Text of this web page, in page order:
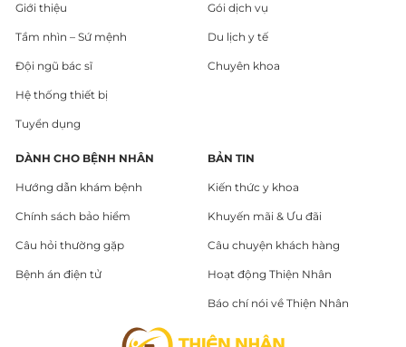
Giới thiệu
Tầm nhìn – Sứ mệnh
Đội ngũ bác sĩ
Hệ thống thiết bị
Tuyển dụng
Gói dịch vụ
Du lịch y tế
Chuyên khoa
DÀNH CHO BỆNH NHÂN
Hướng dẫn khám bệnh
Chính sách bảo hiểm
Câu hỏi thường gặp
Bệnh án điện tử
BẢN TIN
Kiến thức y khoa
Khuyến mãi & Ưu đãi
Câu chuyện khách hàng
Hoạt động Thiện Nhân
Báo chí nói về Thiện Nhân